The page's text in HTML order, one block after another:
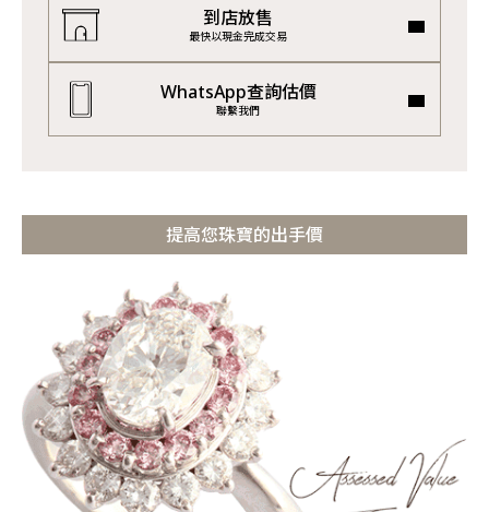
到店放售
最快以現金完成交易
WhatsApp查詢估價
聯繫我們
提高您珠寶的出手價